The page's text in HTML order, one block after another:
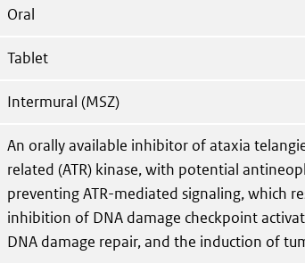
Oral
Tablet
Intermural (MSZ)
An orally available inhibitor of ataxia
related (ATR) kinase, with potential
preventing ATR-mediated signaling, which
inhibition of DNA damage checkpoint
DNA damage repair, and the induction of